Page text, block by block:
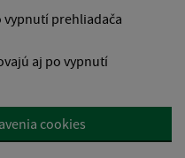
vypnutí prehliadača
aj po vypnutí
cookies